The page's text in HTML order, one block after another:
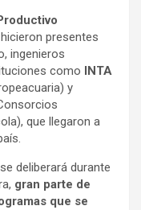
presentes
ingenieros
como INTA
y
que llegaron a
deliberará durante
gran parte de
que se